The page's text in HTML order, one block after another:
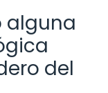
alguna
del